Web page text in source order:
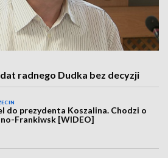
radnego Dudka bez decyzji
do prezydenta Koszalina. Chodzi o
Frankiwsk [WIDEO]